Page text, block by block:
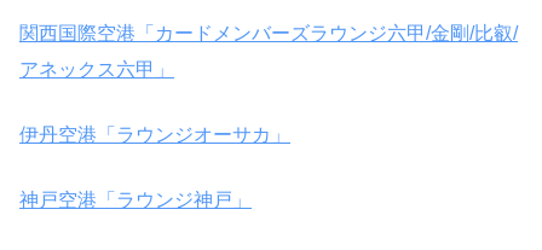
関西国際空港「カードメンバーズラウンジ六甲/金剛/比叡/
アネックス六甲」
伊丹空港「ラウンジオーサカ」
神戸空港「ラウンジ神戸」